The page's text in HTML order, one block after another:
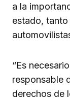
a la
estado,
“Es
responsable
derechos de